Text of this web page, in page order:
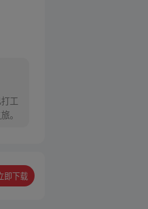
工
。
即下载